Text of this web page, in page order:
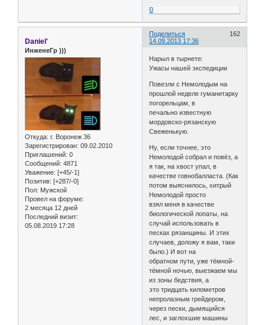
0
Поделиться
162
14.09.2013 17:36
Daniel'
ИнженеГр )))
Откуда: г. Воронеж 36
Зарегистрирован: 09.02.2010
Приглашений: 0
Сообщений: 4871
Уважение: [+45/-1]
Позитив: [+287/-0]
Пол: Мужской
Провел на форуме:
2 месяца 12 дней
Последний визит:
05.08.2019 17:28
Нарыл в тырнете:
Ужасы нашей экспедиции
Повезли с Немолодым на
прошлой неделе гуманитарку
погорельцам, в
печально известную
мордовско-рязанскую
Свеженькую.
Ну, если точнее, это
Немолодой собрал и повёз, а
я так, на хвост упал, в
качестве говнобалласта. (Как
потом выяснилось, хитрый
Немолодой просто
взял меня в качестве
биологической лопаты, на
случай использовать в
песках рязанщины. И этих
случаев, доложу я вам, таки
было.) И вот на
обратном пути, уже тёмной-
тёмной ночью, выезжаем мы
из зоны бедствия, а
это тридцать километров
непролазным грейдером,
через пески, дымящийся
лес, и заглохшие машины